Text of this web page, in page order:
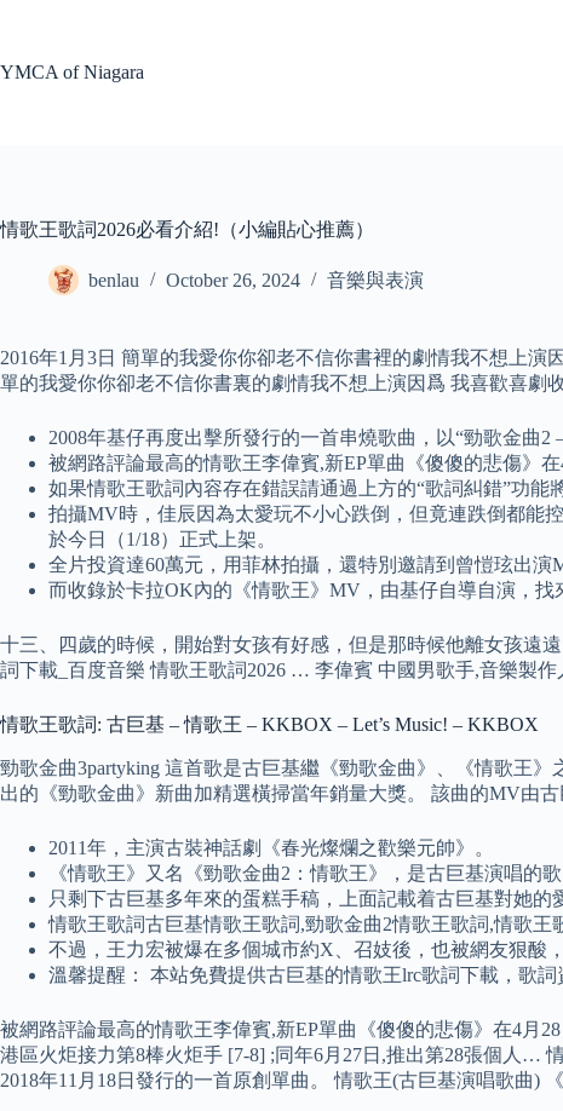
YMCA of Niagara
情歌王歌詞2026必看介紹!（小編貼心推薦）
benlau October 26, 2024 音樂與表演
2016年1月3日 簡單的我愛你你卻老不信你書裡的劇情我不想上
單的我愛你你卻老不信你書裏的劇情我不想上演因爲 我喜歡喜
2008年基仔再度出擊所發行的一首串燒歌曲，以“勁歌金曲2
被網路評論最高的情歌王李偉賓,新EP單曲《傻傻的悲傷》
如果情歌王歌詞內容存在錯誤請通過上方的“歌詞糾錯”功能
拍攝MV時，佳辰因為太愛玩不小心跌倒，但竟連跌倒都能
於今日（1/18）正式上架。
全片投資達60萬元，用菲林拍攝，還特別邀請到曾愷玹出演
而收錄於卡拉OK內的《情歌王》MV，由基仔自導自演，找
十三、四歲的時候，開始對女孩有好感，但是那時候他離女孩遠
詞下載_百度音樂 情歌王歌詞2026 … 李偉賓 中國男歌手,音樂製作
情歌王歌詞: 古巨基 – 情歌王 – KKBOX – Let’s Music! – KKBOX
勁歌金曲3partyking 這首歌是古巨基繼《勁歌金曲》、《情歌王
出的《勁歌金曲》新曲加精選橫掃當年銷量大獎。 該曲的MV由古
2011年，主演古裝神話劇《春光燦爛之歡樂元帥》。
《情歌王》又名《勁歌金曲2：情歌王》，是古巨基演唱的歌
只剩下古巨基多年來的蛋糕手稿，上面記載着古巨基對她的
情歌王歌詞古巨基情歌王歌詞,勁歌金曲2情歌王歌詞,情歌
不過，王力宏被爆在多個城市約X、召妓後，也被網友狠酸
溫馨提醒： 本站免費提供古巨基的情歌王lrc歌詞下載，歌詞
被網路評論最高的情歌王李偉賓,新EP單曲《傻傻的悲傷》在4月
港區火炬接力第8棒火炬手 [7-8] ;同年6月27日,推出第28張個人…
2018年11月18日發行的一首原創單曲。 情歌王(古巨基演唱歌曲)